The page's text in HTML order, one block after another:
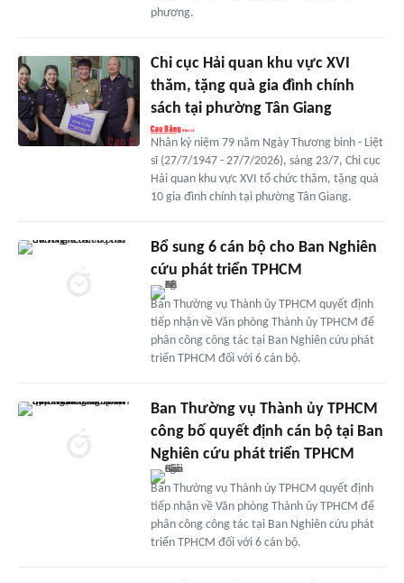
phương.
Chi cục Hải quan khu vực XVI
thăm, tặng quà gia đình chính
sách tại phường Tân Giang
Nhân kỷ niệm 79 năm Ngày Thương binh - Liệt
sĩ (27/7/1947 - 27/7/2026), sáng 23/7, Chi cục
Hải quan khu vực XVI tổ chức thăm, tặng quà
10 gia đình chính tại phường Tân Giang.
Bổ sung 6 cán bộ cho Ban Nghiên
cứu phát triển TPHCM
Ban Thường vụ Thành ủy TPHCM quyết định
tiếp nhận về Văn phòng Thành ủy TPHCM để
phân công công tác tại Ban Nghiên cứu phát
triển TPHCM đối với 6 cán bộ.
Ban Thường vụ Thành ủy TPHCM
công bố quyết định cán bộ tại Ban
Nghiên cứu phát triển TPHCM
Ban Thường vụ Thành ủy TPHCM quyết định
tiếp nhận về Văn phòng Thành ủy TPHCM để
phân công công tác tại Ban Nghiên cứu phát
triển TPHCM đối với 6 cán bộ.